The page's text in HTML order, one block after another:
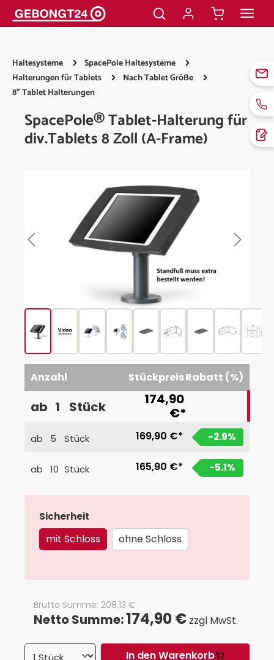
springen
Haltesysteme
SpacePole Haltesysteme
Halterungen für Tablets
Nach Tablet Größe
8" Tablet Halterungen
SpacePole® Tablet-Halterung für
div.Tablets 8 Zoll (A-Frame)
Anzahl StückpreisRabatt (%)
ab 1 Stück
174,90
€*
ab 5 Stück 169,90 €* -2.9%
ab 10 Stück 165,90 €* -5.1%
Sicherheit
mit Schloss ohne Schloss
Netto Summe:174,90 € zzgl MwSt.
Brutto Summe: 208,13 €
In den Warenkorb